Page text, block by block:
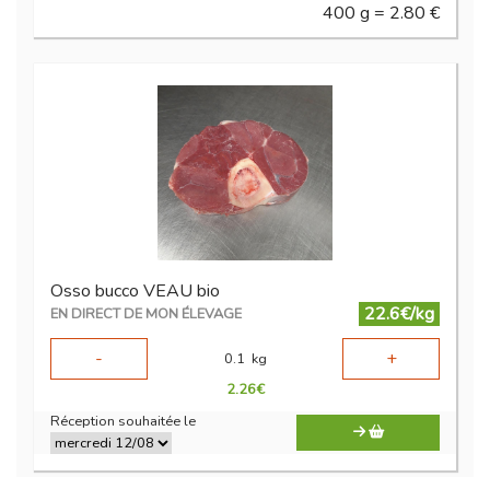
400 g = 2.80 €
Osso bucco VEAU bio
EN DIRECT DE MON ÉLEVAGE
22.6€/kg
-
0.1 kg +
2.26€
Réception souhaitée le